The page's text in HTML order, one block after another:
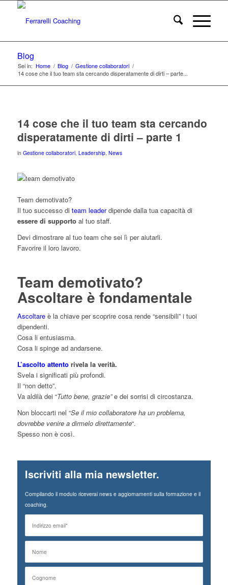
Blog
Sei in: Home / Blog / Gestione collaboratori /
14 cose che il tuo team sta cercando disperatamente di dirti – parte...
14 cose che il tuo team sta cercando
disperatamente di dirti – parte 1
in Gestione collaboratori, Leadership, News
Team demotivato?
Il tuo successo di team leaderdipende dalla tua capacità di
essere di supportoal tuo staff.
Devi dimostrare al tuo team che sei lì per aiutarli.
Favorire il loro lavoro.
Team demotivato?
Ascoltare è fondamentale
Ascoltareè la chiave per scoprire cosa rende “sensibili” i tuoi
dipendenti.
Cosa li entusiasma.
Cosa li spinge ad andarsene.
L’ascolto attentorivela la verità.
Svela i significati più profondi.
Il “non detto”.
Va aldilà dei “Tutto bene, grazie”e dei sorrisi di circostanza.
Non bloccarti nel “Se il mio collaboratore ha un problema,
dovrebbe venire a dirmelo direttamente“.
Spesso non è così.
Iscriviti alla mia newsletter.
Compilando il modulo riceverai news e aggiornamenti sulla formazione e il
coaching.